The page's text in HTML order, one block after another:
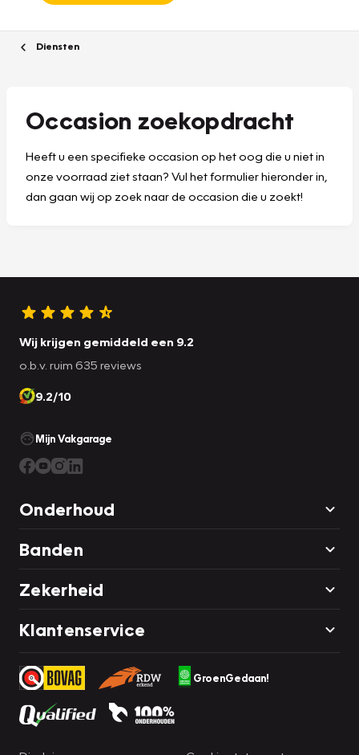
Diensten
Occasion zoekopdracht
Heeft u een specifieke occasion op het oog die u niet in
onze voorraad ziet staan? Vul het formulier hieronder in,
dan gaan wij op zoek naar de occasion die u zoekt!
Wij krijgen gemiddeld een 9.2
o.b.v. ruim 635 reviews
9.2/10
Mijn Vakgarage
Onderhoud
Banden
Zekerheid
Klantenservice
GroenGedaan!